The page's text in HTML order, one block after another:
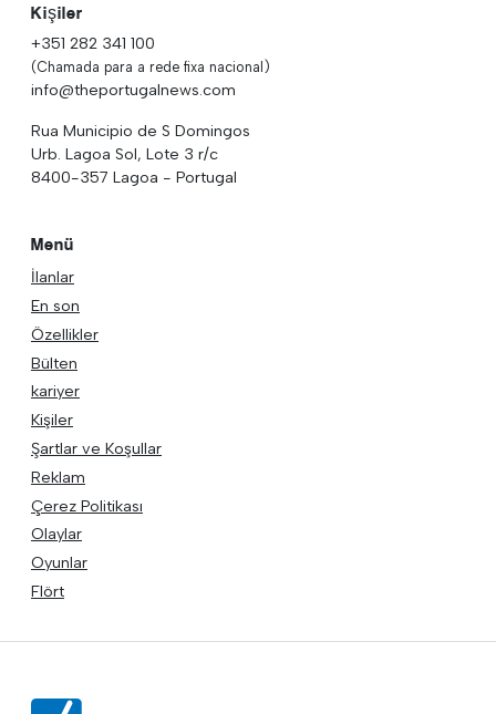
Kişiler
+351 282 341 100
(Chamada para a rede fixa nacional)
info@theportugalnews.com
Rua Municipio de S Domingos
Urb. Lagoa Sol, Lote 3 r/c
8400-357 Lagoa - Portugal
Menü
İlanlar
En son
Özellikler
Bülten
kariyer
Kişiler
Şartlar ve Koşullar
Reklam
Çerez Politikası
Olaylar
Oyunlar
Flört